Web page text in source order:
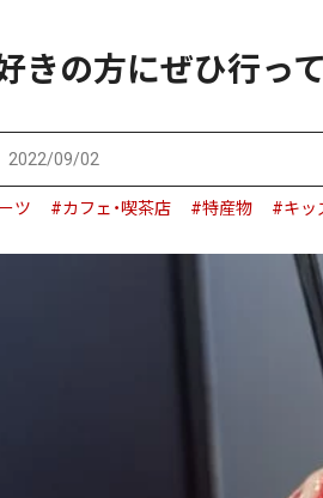
きの方にぜひ行っ
2022/09/02
ツ #カフェ・喫茶店 #特産物 #キッ